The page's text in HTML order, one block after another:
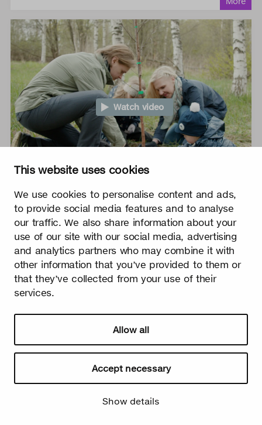
This website uses cookies
We use cookies to personalise content and ads,
to provide social media features and to analyse
our traffic. We also share information about your
use of our site with our social media, advertising
and analytics partners who may combine it with
other information that you’ve provided to them or
that they’ve collected from your use of their
services.
Allow all
Accept necessary
Show details
Watch video
Frühling
Die ersten winzigen Birkenknospen, die auftauchen, sind das
erste Zeichen für den herannahenden Frühling. Endlich ist der
lange kalte Winter vorüber und das Licht herrscht ab sofort
über die Dunkelheit!
Watch video